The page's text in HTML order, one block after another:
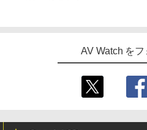
AV Watch を